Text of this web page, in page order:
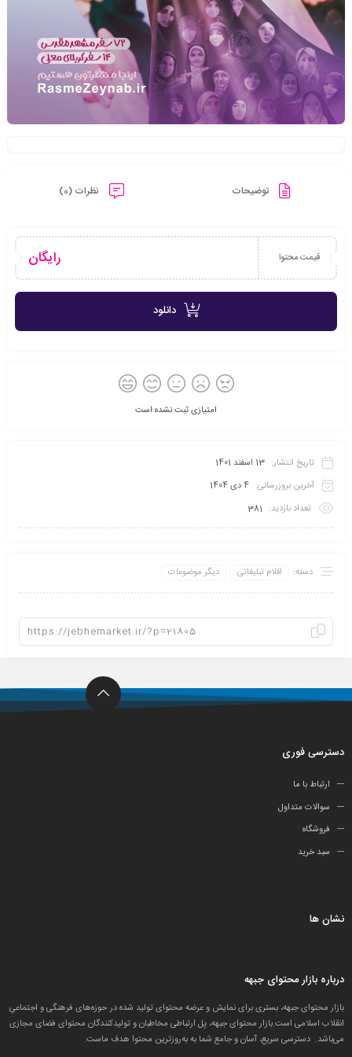
توضیحات نظرات (0)
قیمت محتوا رایگان
دانلود
امتیازی ثبت نشده است
تاریخ انتشار: 13 اسفند 1401
آخرین بروزرسانی: 4 دی 1404
تعداد بازدید: 381
دسته: اقلام تبلیغاتی دیگر موضوعات
دسترسی فوری
ارتباط با ما
سوالات متداول
فروشگاه
سبد خرید
نشان ها
درباره بازار محتوای جبهه
بازار محتوای جبهه، بستری برای نمایش و عرضه محتوای تولید شده در حوزه‌های فرهنگی و اجتماعیِ
انقلاب اسلامی است.بازار محتوای جبهه، پل ارتباطی مخاطبان و تولید‌کنندگان محتوای فضای مجازی
می‌باشد. دسترسی سریع، آسان و جامع شما به به‌روزترین محتوا هدف ماست.